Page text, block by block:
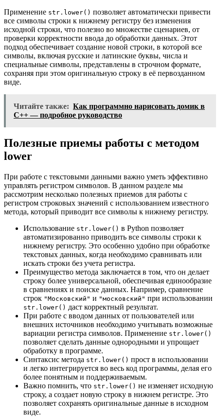
Применение str.lower() позволяет автоматически привести
все символы строки к нижнему регистру без изменения
исходной строки, что полезно во множестве сценариев, от
проверки корректности ввода до обработки данных. Этот
подход обеспечивает создание новой строки, в которой все
символы, включая русские и латинские буквы, числа и
специальные символы, представлены в строчном формате,
сохраняя при этом оригинальную строку в её первозданном
виде.
Читайте также: Как программно нарисовать домик в
С++ — подробное руководство
Полезные приемы работы с методом
lower
При работе с текстовыми данными важно уметь эффективно
управлять регистром символов. В данном разделе мы
рассмотрим несколько полезных приемов для работы с
регистром строковых значений с использованием известного
метода, который приводит все символы к нижнему регистру.
Использование str.lower() в Python позволяет
автоматизированно приводить все символы строки к
нижнему регистру. Это особенно удобно при обработке
текстовых данных, когда необходимо сравнивать или
искать строки без учета регистра.
Преимущество метода заключается в том, что он делает
строку более универсальной, обеспечивая единообразие
в сравнениях и поиске данных. Например, сравнение
строк "Московский" и "московский" при использовании
str.lower() даст корректный результат.
При работе с вводом данных от пользователей или
внешних источников необходимо учитывать возможные
вариации регистра символов. Применение str.lower()
позволяет сделать данные однородными и упрощает
обработку в программе.
Синтаксис метода str.lower() прост в использовании
и легко интегрируется во весь код программы, делая его
более понятным и поддерживаемым.
Важно помнить, что str.lower() не изменяет исходную
строку, а создает новую строку в нижнем регистре. Это
позволяет сохранять оригинальные данные в исходном
виде.